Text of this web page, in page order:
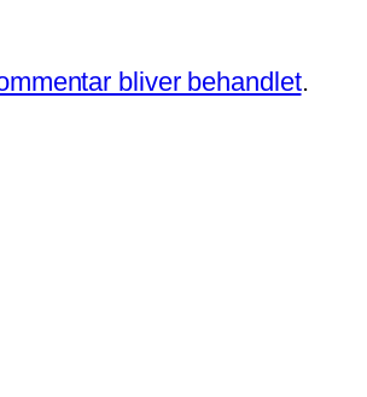
bliver behandlet.